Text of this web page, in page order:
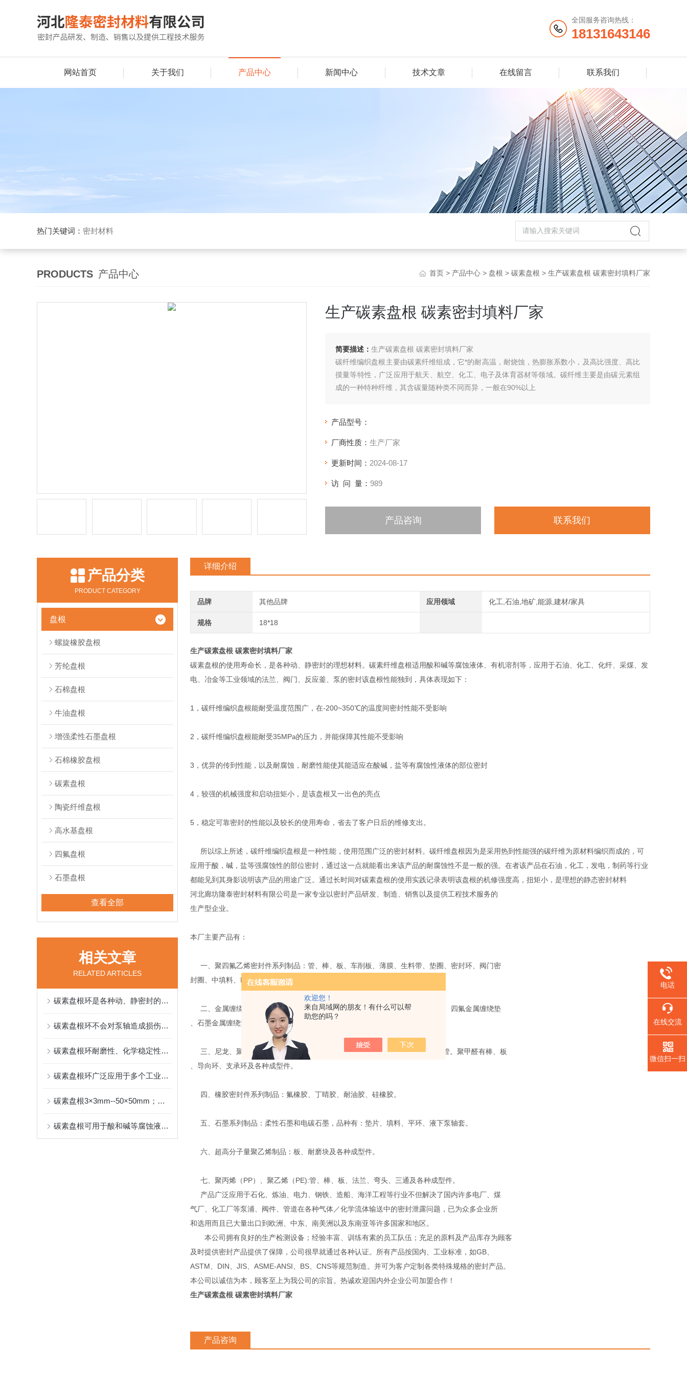
欢迎您！
来自局域网的朋友！有什么可以帮
助您的吗？
全国服务咨询热线：
18131643146
网站首页 关于我们 产品中心 新闻中心 技术文章 在线留言 联系我们
热门关键词： 密封材料
PRODUCTS 产品中心 首页 > 产品中心 > 盘根 > 碳素盘根 > 生产碳素盘根 碳素密封填料厂家
生产碳素盘根 碳素密封填料厂家
简要描述： 生产碳素盘根 碳素密封填料厂家
碳纤维编织盘根主要由碳素纤维组成，它*的耐高温，耐烧蚀，热膨胀系数小，及高比强度、高比
摸量等特性，广泛应用于航天、航空、化工、电子及体育器材等领域。碳纤维主要是由碳元素组
成的一种特种纤维，其含碳量随种类不同而异，一般在90%以上
产品型号：
厂商性质： 生产厂家
更新时间： 2024-08-17
访 问 量： 989
产品咨询 联系我们
产品分类
PRODUCT CATEGORY
盘根
螺旋橡胶盘根
芳纶盘根
石棉盘根
牛油盘根
增强柔性石墨盘根
石棉橡胶盘根
碳素盘根
陶瓷纤维盘根
高水基盘根
四氟盘根
石墨盘根
查看全部
相关文章
RELATED ARTICLES
碳素盘根环是各种动、静密封的理想材料
碳素盘根环不会对泵轴造成损伤，使用寿命长
碳素盘根环耐磨性、化学稳定性，而且机械强度高
碳素盘根环广泛应用于多个工业领域
碳素盘根3×3mm--50×50mm；特殊规格或各类非标准产品可按客户要求制定
碳素盘根可用于酸和碱等腐蚀液体、有机溶剂等环境中
详细介绍
品牌 其他品牌 应用领域 化工,石油,地矿,能源,建材/家具
规格 18*18
生产碳素盘根 碳素密封填料厂家
碳素盘根的使用寿命长，是各种动、静密封的理想材料。碳素纤维盘根适用酸和碱等腐蚀液体、有机溶剂等，应用于石油、化工、化纤、采煤、发
电、冶金等工业领域的法兰、阀门、反应釜、泵的密封该盘根性能独到，具体表现如下：
1，碳纤维编织盘根能耐受温度范围广，在-200~350℃的温度间密封性能不受影响
2，碳纤维编织盘根能耐受35MPa的压力，并能保障其性能不受影响
3，优异的传到性能，以及耐腐蚀，耐磨性能使其能适应在酸碱，盐等有腐蚀性液体的部位密封
4，较强的机械强度和启动扭矩小，是该盘根又一出色的亮点
5，稳定可靠密封的性能以及较长的使用寿命，省去了客户日后的维修支出。
所以综上所述，碳纤维编织盘根是一种性能，使用范围广泛的密封材料。碳纤维盘根因为是采用热到性能强的碳纤维为原材料编织而成的，可
应用于酸，碱，盐等强腐蚀性的部位密封，通过这一点就能看出来该产品的耐腐蚀性不是一般的强。在者该产品在石油，化工，发电，制药等行业
都能见到其身影说明该产品的用途广泛。通过长时间对碳素盘根的使用实践记录表明该盘根的机修强度高，扭矩小，是理想的静态密封材料
河北廊坊隆泰密封材料有限公司是一家专业以密封产品研发、制造、销售以及提供工程技术服务的
生产型企业。
本厂主要产品有：
一、聚四氟乙烯密封件系列制品：管、棒、板、车削板、薄膜、生料带、垫圈、密封环、阀门密
封圈、中填料、F4盘根及各种规格液下泵轴套。
二、金属缠绕垫密封件系列制品：不锈钢金属缠绕垫（外环、内环、内外环）、四氟金属缠绕垫
、石墨金属缠绕垫、高压石棉垫、非石棉垫、包氟垫。
三、尼龙、聚甲醛系列制品：1010尼龙和MC尼龙两大类，品种有：棒、板、管。聚甲醛有棒、板
、导向环、支承环及各种成型件。
四、橡胶密封件系列制品：氟橡胶、丁晴胶、耐油胶、硅橡胶。
五、石墨系列制品：柔性石墨和电碳石墨，品种有：垫片、填料、平环、液下泵轴套。
六、超高分子量聚乙烯制品：板、耐磨块及各种成型件。
七、聚丙烯（PP）、聚乙烯（PE):管、棒、板、法兰、弯头、三通及各种成型件。
产品广泛应用于石化、炼油、电力、钢铁、造船、海洋工程等行业不但解决了国内许多电厂、煤
气厂、化工厂等泵浦、阀件、管道在各种气体／化学流体输送中的密封泄露问题，已为众多企业所
和选用而且已大量出口到欧洲、中东、南美洲以及东南亚等许多国家和地区。
本公司拥有良好的生产检测设备；经验丰富、训练有素的员工队伍；充足的原料及产品库存为顾客
及时提供密封产品提供了保障，公司很早就通过各种认证。所有产品按国内、工业标准，如GB、
ASTM、DIN、JIS、ASME-ANSI、BS、CNS等规范制造。并可为客户定制各类特殊规格的密封产品。
本公司以诚信为本，顾客至上为我公司的宗旨。热诚欢迎国内外企业公司加盟合作！
生产碳素盘根 碳素密封填料厂家
产品咨询
电话
在线交流
微信扫一扫